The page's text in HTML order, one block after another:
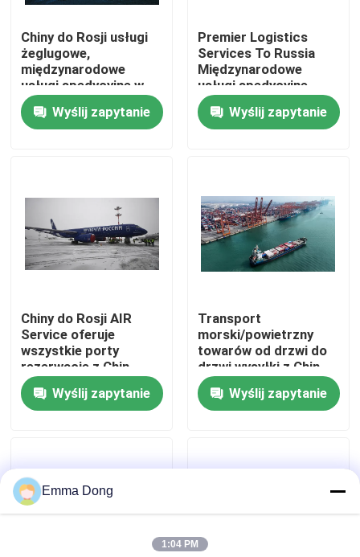
Do domu
O nas
Kontrola jakości
Skontaktuj się z nami
Międzynarodowe usługi spedycyjne
Transgraniczne pozyskiwanie
Chiny do Rosji usługi
żeglugowe,
międzynarodowe
usługi spedycyjne w
Chinach
Wyślij zapytanie
Premier Logistics
Services To Russia
Międzynarodowe
usługi spedycyjne
Wyślij zapytanie
Chiny do Rosji AIR
Service oferuje
wszystkie porty
rezerwacje z Chin
Wyślij zapytanie
Transport
morski/powietrzny
towarów od drzwi do
drzwi wysyłki z Chin
do świata,transport
międzynarodowy
towarów,usługi
Wyślij zapytanie
Emma Dong
1:04 PM